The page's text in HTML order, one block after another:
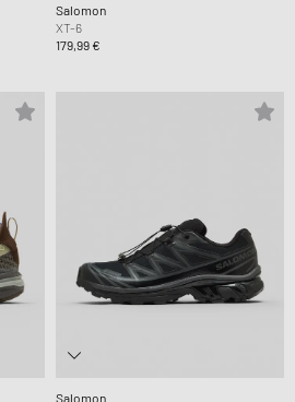
Salomon
XT-6
179,99 €
Salomon